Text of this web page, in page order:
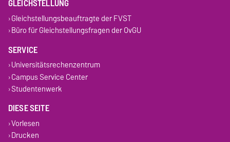
GLEICHSTELLUNG
Gleichstellungsbeauftragte der FVST
Büro für Gleichstellungsfragen der OvGU
SERVICE
Universitätsrechenzentrum
Campus Service Center
Studentenwerk
DIESE SEITE
Vorlesen
Drucken